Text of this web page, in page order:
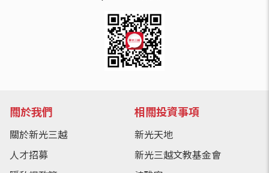
關於我們
關於新光三越
人才招募
相關投資事項
新光天地
新光三越文教基金會